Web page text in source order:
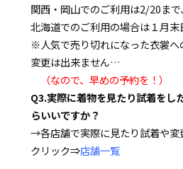
関西・岡山でのご利用は2/20まで、
北海道でのご利用の場合は１月末
※人気で売り切れになった衣裳へ
変更は出来ません…
（なので、早めの予約を！）
Q3.実際に着物を見たり試着をし
らいいですか？
→各店舗で実際に見たり試着や変
クリック⇒店舗一覧